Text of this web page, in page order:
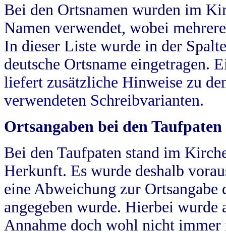
Bei den Ortsnamen wurden im
Namen verwendet, wobei
In dieser Liste wurde in der
deutsche Ortsname eingetragen.
liefert zusätzliche Hinweise zu
verwendeten Schreibvarianten.
Ortsangaben bei den Taufpaten
Bei den Taufpaten stand im
Herkunft. Es wurde deshalb
eine Abweichung zur
angegeben wurde. Hierbei wurde
Annahme doch wohl nicht